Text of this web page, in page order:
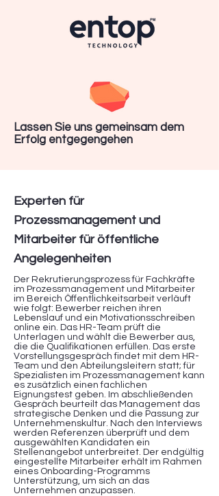
Lassen Sie uns gemeinsam dem
Erfolg entgegengehen
Experten für
Prozessmanagement und
Mitarbeiter für öffentliche
Angelegenheiten
Der Rekrutierungsprozess für Fachkräfte
im Prozessmanagement und Mitarbeiter
im Bereich Öffentlichkeitsarbeit verläuft
wie folgt: Bewerber reichen ihren
Lebenslauf und ein Motivationsschreiben
online ein. Das HR-Team prüft die
Unterlagen und wählt die Bewerber aus,
die die Qualifikationen erfüllen. Das erste
Vorstellungsgespräch findet mit dem HR-
Team und den Abteilungsleitern statt; für
Spezialisten im Prozessmanagement kann
es zusätzlich einen fachlichen
Eignungstest geben. Im abschließenden
Gespräch beurteilt das Management das
strategische Denken und die Passung zur
Unternehmenskultur. Nach den Interviews
werden Referenzen überprüft und dem
ausgewählten Kandidaten ein
Stellenangebot unterbreitet. Der endgültig
eingestellte Mitarbeiter erhält im Rahmen
eines Onboarding-Programms
Unterstützung, um sich an das
Unternehmen anzupassen.